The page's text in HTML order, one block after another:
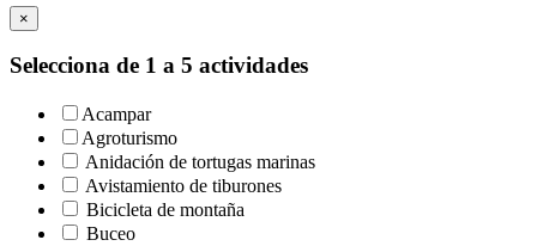
×
Selecciona de 1 a 5 actividades
Acampar
Agroturismo
Anidación de tortugas marinas
Avistamiento de tiburones
Bicicleta de montaña
Buceo